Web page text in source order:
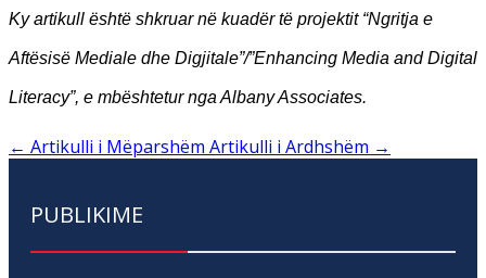
Ky artikull është shkruar në kuadër të projektit “Ngritja e
Aftësisë Mediale dhe Digjitale”/”Enhancing Media and Digital
Literacy”, e mbështetur nga Albany Associates.
← Artikulli i Mëparshëm Artikulli i Ardhshëm →
PUBLIKIME